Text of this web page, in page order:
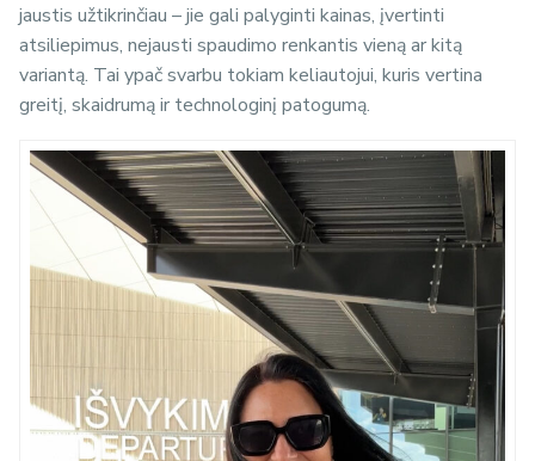
jaustis užtikrinčiau – jie gali palyginti kainas, įvertinti
atsiliepimus, nejausti spaudimo renkantis vieną ar kitą
variantą. Tai ypač svarbu tokiam keliautojui, kuris vertina
greitį, skaidrumą ir technologinį patogumą.